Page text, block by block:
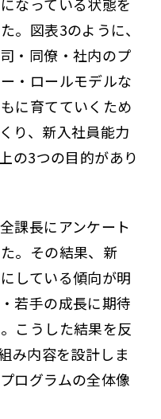
。図表3のように、
・同僚・社内のプ
・ロールモデルな
に育てていくため
り、新入社員能力
の3つの目的があり
課長にアンケート
。その結果、新
している傾向が明
若手の成長に期待
こうした結果を反
み内容を設計しま
ログラムの全体像